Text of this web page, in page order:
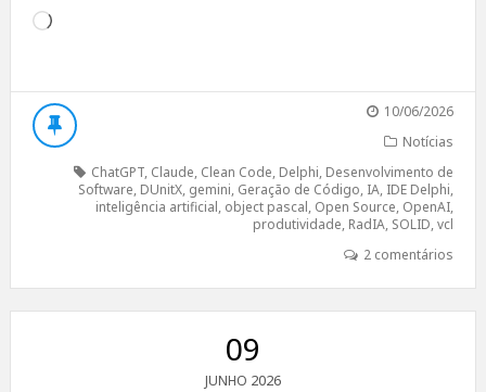
Carregando...
10/06/2026
Notícias
ChatGPT, Claude, Clean Code, Delphi, Desenvolvimento de
Software, DUnitX, gemini, Geração de Código, IA, IDE Delphi,
inteligência artificial, object pascal, Open Source, OpenAI,
produtividade, RadIA, SOLID,vcl
2 comentários
09
JUNHO 2026